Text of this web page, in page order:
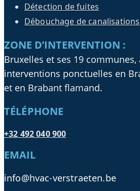
Détection de fuites
Débouchage de canalisations
ZONE D’INTERVENTION :
Bruxelles et ses 19 communes,
interventions ponctuelles en
et en Brabant flamand.
TÉLÉPHONE
+32 492 040 900
EMAIL
info@hvac-verstraeten.be